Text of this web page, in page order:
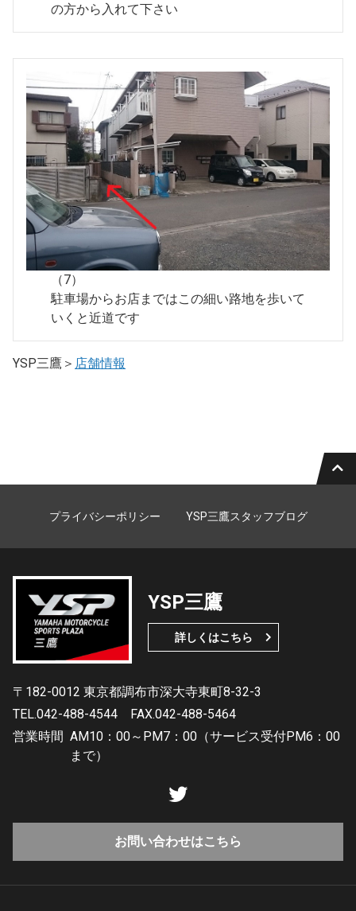
の方から入れて下さい
（7）
駐車場からお店まではこの細い路地を歩いて
いくと近道です
YSP三鷹＞ 店舗情報
プライバシーポリシー YSP三鷹スタッフブログ
YSP三鷹
詳しくはこちら
〒182-0012 東京都調布市深大寺東町8-32-3
TEL.042-488-4544
FAX.042-488-5464
営業時間 AM10：00～PM7：00（サービス受付PM6：00
まで）
お問い合わせはこちら